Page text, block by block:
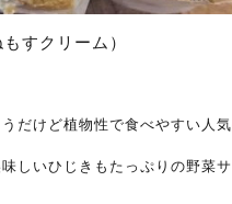
すクリーム）
だけど植物性で食べやすい人
しいひじきもたっぷりの野菜